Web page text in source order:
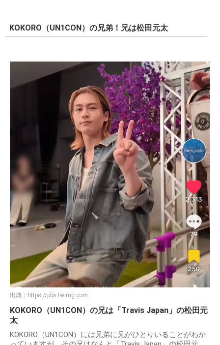
KOKORO（UN1CON）の兄弟！兄は松田元太
出典： https://pbs.twimg.com
KOKORO（UN1CON）の兄は「Travis Japan」の松田元
太
KOKORO（UN1CON）には兄弟に兄がひとりいることがわか